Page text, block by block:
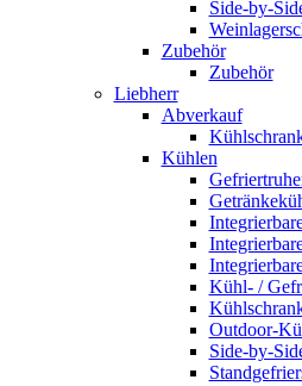
Side-by-
Zubehör
Zubehör
Liebherr
Abverkauf
Kühlen
Kühl- /
Outdoor-
Side-by-